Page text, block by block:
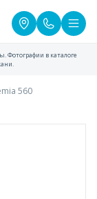
Фотографии в каталоге
560